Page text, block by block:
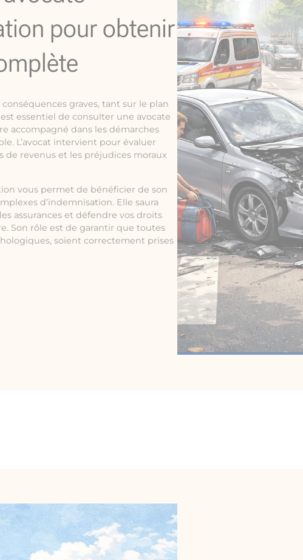
pour obtenir
graves, tant sur le plan
essentiel de consulter une avocate
accompagné dans les démarches
L’avocat intervient pour évaluer
de revenus et les préjudices moraux
vous permet de bénéficier de son
d’indemnisation. Elle saura
assurances et défendre vos droits
Son rôle est de garantir que toutes
soient correctement prises